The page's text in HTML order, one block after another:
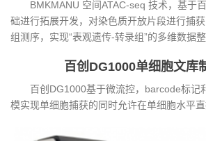
BMKMANU 空间ATAC-seq 技术，基于
础进行拓展开发，对染色质开放片段进行捕
组测序，实现“表观遗传-转录组”的多维数据整
百创DG1000单细胞文库
百创DG1000基于微流控，barcode标记
模实现单细胞捕获的同时允许在单细胞水平直